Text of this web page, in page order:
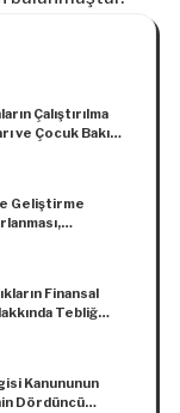
Çalıştırılma
ve Çocuk Bakım
Geliştirme
Finansal
Tebliğ
Kanununun
Dördüncü